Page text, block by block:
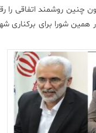
شهر تاکنون چنین روشمند
شورا برای برکناری